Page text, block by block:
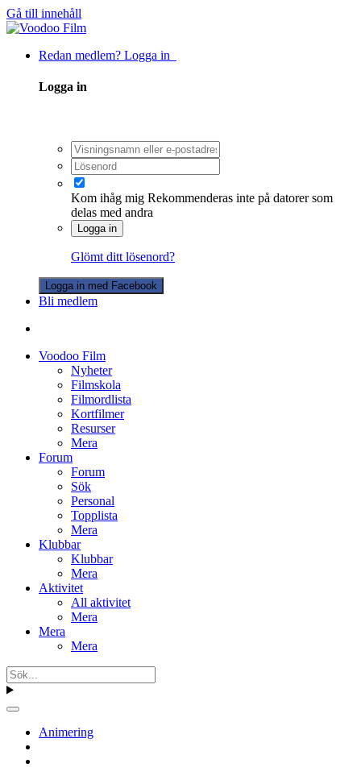
Gå till innehåll
Redan medlem? Logga in
Logga in
Kom ihåg mig Rekommenderas inte på datorer som
delas med andra
Logga in
Glömt ditt lösenord?
Logga in med Facebook
Bli medlem
Voodoo Film
Nyheter
Filmskola
Filmordlista
Kortfilmer
Resurser
Mera
Forum
Forum
Sök
Personal
Topplista
Mera
Klubbar
Klubbar
Mera
Aktivitet
All aktivitet
Mera
Mera
Mera
Animering